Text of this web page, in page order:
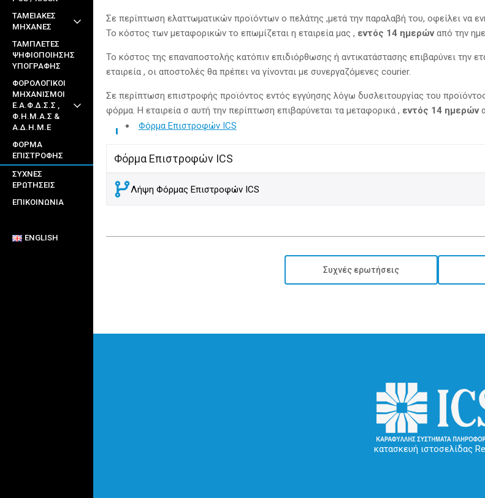
ΤΑΜΕΙΑΚΕΣ
ΜΗΧΑΝΕΣ
ΤΑΜΠΛΕΤΕΣ
ΨΗΦΙΟΠΟΙΗΣΗΣ
ΥΠΟΓΡΑΦΗΣ
ΦΟΡΟΛΟΓΙΚΟΙ
ΜΗΧΑΝΙΣΜΟΙ
Ε.Α.Φ.Δ.Σ.Σ ,
Φ.Η.Μ.Α.Σ &
Α.Δ.Η.Μ.Ε
ΦΌΡΜΑ
ΕΠΙΣΤΡΟΦΉΣ
ΣΥΧΝΈΣ
ΕΡΩΤΉΣΕΙΣ
ΕΠΙΚΟΙΝΩΝΊΑ
ENGLISH
Σε περίπτωση ελαττωματικών προϊόντων ο πελάτης ,μετά την παραλαβή του, οφείλει να
Το κόστος των μεταφορικών το επωμίζεται η εταιρεία μας , εντός 14 ημερώναπό την
Το κόστος της επαναποστολής κατόπιν επιδιόρθωσης ή αντικατάστασης επιβαρύνει την
εταιρεία , οι αποστολές θα πρέπει να γίνονται με συνεργαζόμενες courier.
Σε περίπτωση επιστροφής προϊόντος εντός εγγύησης λόγω δυσλειτουργίας του
φόρμα. Η εταιρεία σ αυτή την περίπτωση επιβαρύνεται τα μεταφορικά , εντός 14 ημερών
Φόρμα Επιστροφών ICS
Φόρμα Επιστροφών ICS
Λήψη Φόρμας Επιστροφών ICS
Συχνές ερωτήσεις
κατασκευή ιστοσελίδας